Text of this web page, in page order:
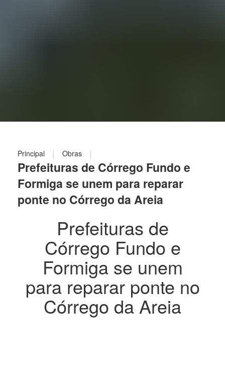
Principal | Obras |
Prefeituras de Córrego Fundo e
Formiga se unem para reparar
ponte no Córrego da Areia
Prefeituras de
Córrego Fundo e
Formiga se unem
para reparar ponte no
Córrego da Areia